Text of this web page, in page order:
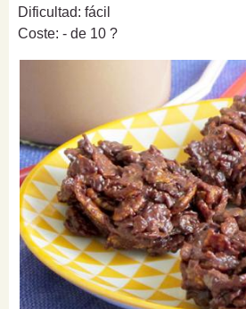
Dificultad: fácil
Coste: - de 10 ?